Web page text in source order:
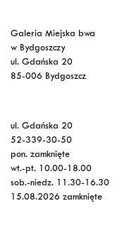
Galeria Miejska bwa
w Bydgoszczy
ul. Gdańska 20
85-006 Bydgoszcz
ul. Gdańska 20
52-339-30-50
pon. zamknięte
wt.-pt. 10.00-18.00
sob.-niedz. 11.30-16.30
15.08.2026 zamknięte